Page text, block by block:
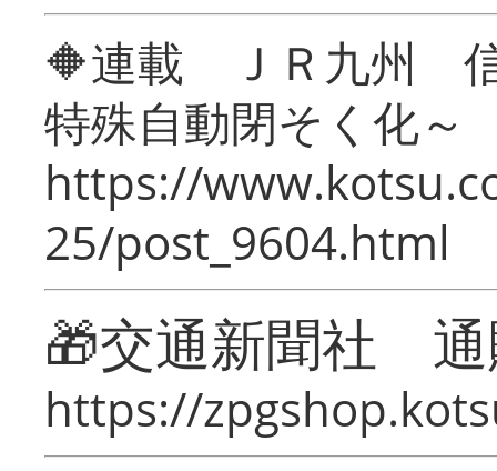
🔶連載 ＪＲ九州 信
特殊自動閉そく化～
https://
25/post_9604.html
🎁交通新聞社
https://